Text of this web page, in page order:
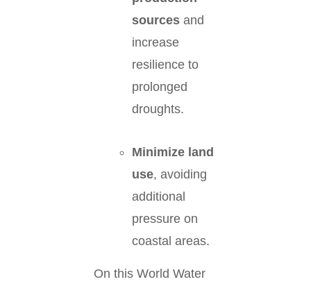
sources and
increase
resilience to
prolonged
droughts.
Minimize land
use, avoiding
additional
pressure on
coastal areas.
On this World Water